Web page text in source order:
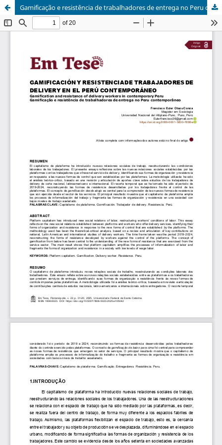
Gamificação e resistência de trabalhadores de entrega no Peru contemporâneo